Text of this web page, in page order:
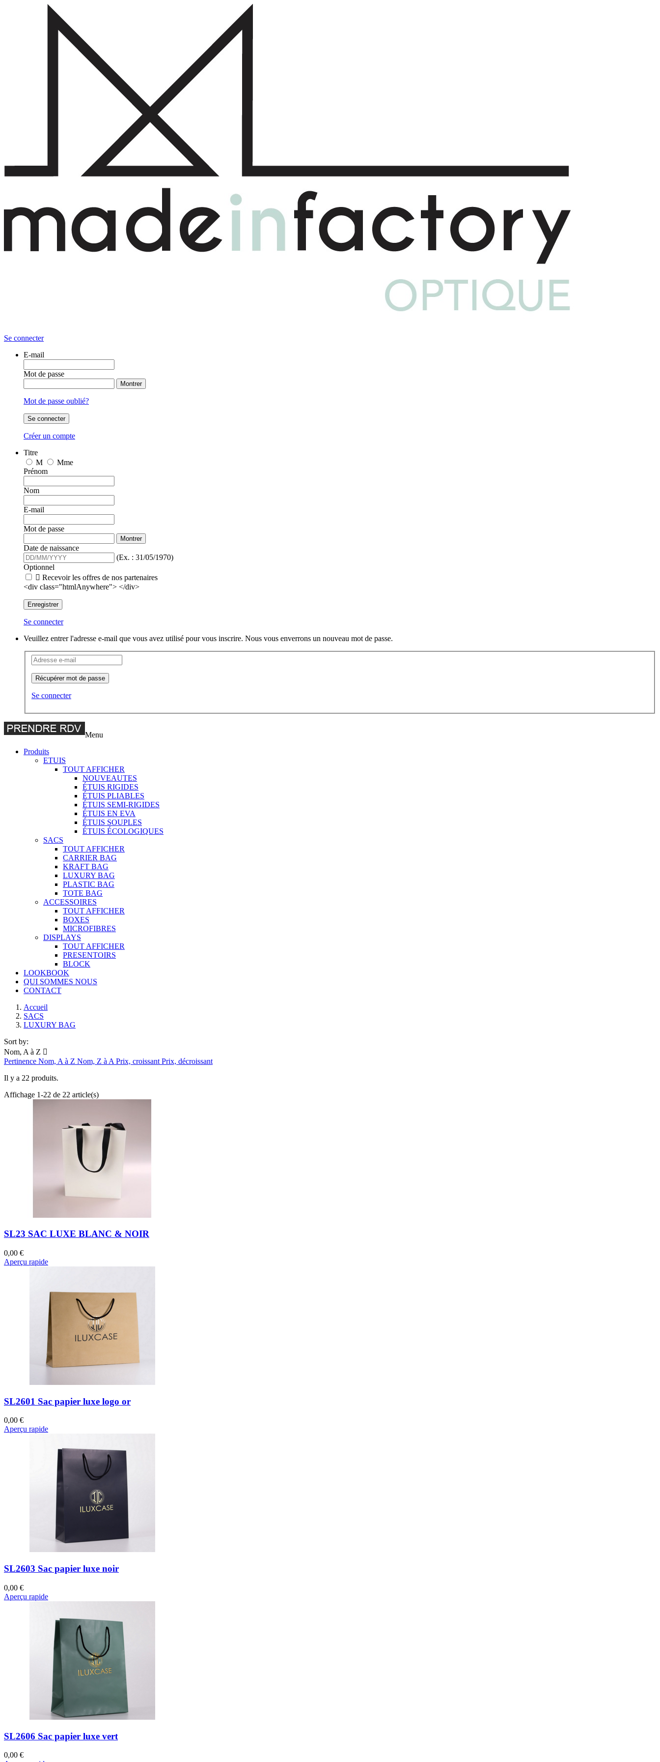
Se connecter
E-mail
Mot de passe
Montrer
Mot de passe oublié?
Se connecter
Créer un compte
Titre
M
Mme
Prénom
Nom
E-mail
Mot de passe
Montrer
Date de naissance
(Ex. : 31/05/1970)
Optionnel
 Recevoir les offres de nos partenaires
<div class="htmlAnywhere"> </div>
Enregistrer
Se connecter
Veuillez entrer l'adresse e-mail que vous avez utilisé pour vous inscrire. Nous vous enverrons un nouveau mot de passe.
Récupérer mot de passe
Se connecter
Menu
Produits
ETUIS
TOUT AFFICHER
NOUVEAUTES
ÉTUIS RIGIDES
ÉTUIS PLIABLES
ÉTUIS SEMI-RIGIDES
ÉTUIS EN EVA
ÉTUIS SOUPLES
ÉTUIS ÉCOLOGIQUES
SACS
TOUT AFFICHER
CARRIER BAG
KRAFT BAG
LUXURY BAG
PLASTIC BAG
TOTE BAG
ACCESSOIRES
TOUT AFFICHER
BOXES
MICROFIBRES
DISPLAYS
TOUT AFFICHER
PRESENTOIRS
BLOCK
LOOKBOOK
QUI SOMMES NOUS
CONTACT
Main
wrapper
Accueil
SACS
LUXURY BAG
Main
section
Products
Sort by:
Nom, A à Z 
Pertinence Nom, A à Z Nom, Z à A Prix, croissant Prix, décroissant
Il y a 22 produits.
Affichage 1-22 de 22 article(s)
SL23 SAC LUXE BLANC & NOIR
0,00 €
Aperçu rapide
SL2601 Sac papier luxe logo or
0,00 €
Aperçu rapide
SL2603 Sac papier luxe noir
0,00 €
Aperçu rapide
SL2606 Sac papier luxe vert
0,00 €